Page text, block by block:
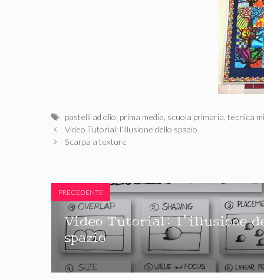
Tag
pastelli ad olio, prima media, scuola primaria,tecnica
Video Tutorial: l’illusione dello spazio
Scarpa a texture
PRECEDENTE
Video Tutorial: l’illusione
spazio